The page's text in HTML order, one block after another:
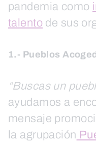
pandemia como
talento de sus
1.- Pueblos
“Buscas un
ayudamos a
mensaje
la agrupación